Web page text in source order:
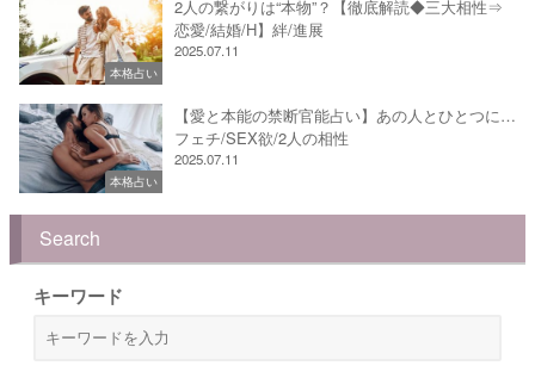
本格占い
2人の繋がりは“本物”？【徹底解読◆三大相性⇒
恋愛/結婚/H】絆/進展
2025.07.11
本格占い
【愛と本能の禁断官能占い】あの人とひとつに…
フェチ/SEX欲/2人の相性
2025.07.11
Search
キーワード